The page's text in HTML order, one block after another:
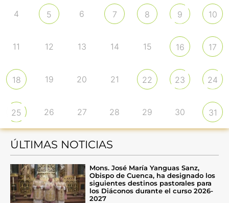
4 5 6 7 8 9 10
11 12 13 14 15 16 17
18 19 20 21 22 23 24
25 26 27 28 29 30 31
ÚLTIMAS NOTICIAS
Mons. José María Yanguas Sanz,
Obispo de Cuenca, ha designado los
siguientes destinos pastorales para
los Diáconos durante el curso 2026-
2027